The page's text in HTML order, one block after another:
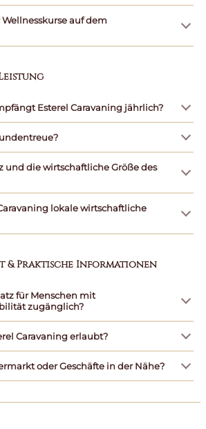
Wellnesskurse auf dem
Esterel Caravaning jährlich?
und die wirtschaftliche Größe des
lokale wirtschaftliche
& Praktische Informationen
für Menschen mit
zugänglich?
Caravaning erlaubt?
oder Geschäfte in der Nähe?